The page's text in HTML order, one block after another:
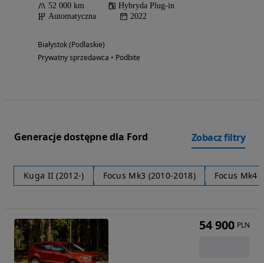
52 000 km
Hybryda Plug-in
Automatyczna
2022
Białystok (Podlaskie)
Prywatny sprzedawca • Podbite
Generacje dostępne dla Ford Zobacz filtry
Kuga II (2012-) Focus Mk3 (2010-2018) Focus Mk4
54 900 PLN